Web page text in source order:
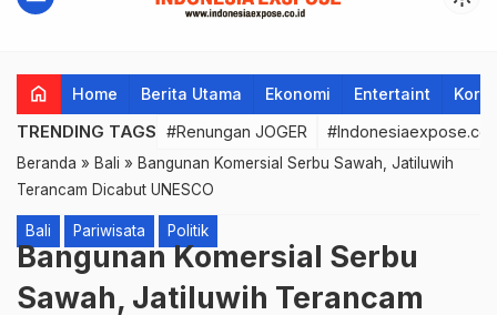
home Home Berita Utama Ekonomi Entertaint
TRENDING TAGS #Renungan JOGER
Beranda » Bali » Bangunan Komersial Serbu Sawah, Jatiluwih
Terancam Dicabut UNESCO
Bali Pariwisata Politik
Bangunan Komersial Serbu
Sawah, Jatiluwih Terancam